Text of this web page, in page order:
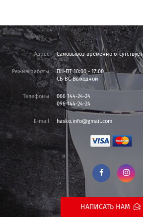
Адрес Самовывоз временно отсутствует
Режим работы
ПН-ПТ 10:00 - 17:00
СБ-ВС Выходной
Телефоны
066 144-24-24
096 144-24-24
E-mail hasko.info@gmail.com
НАПИСАТЬ НАМ